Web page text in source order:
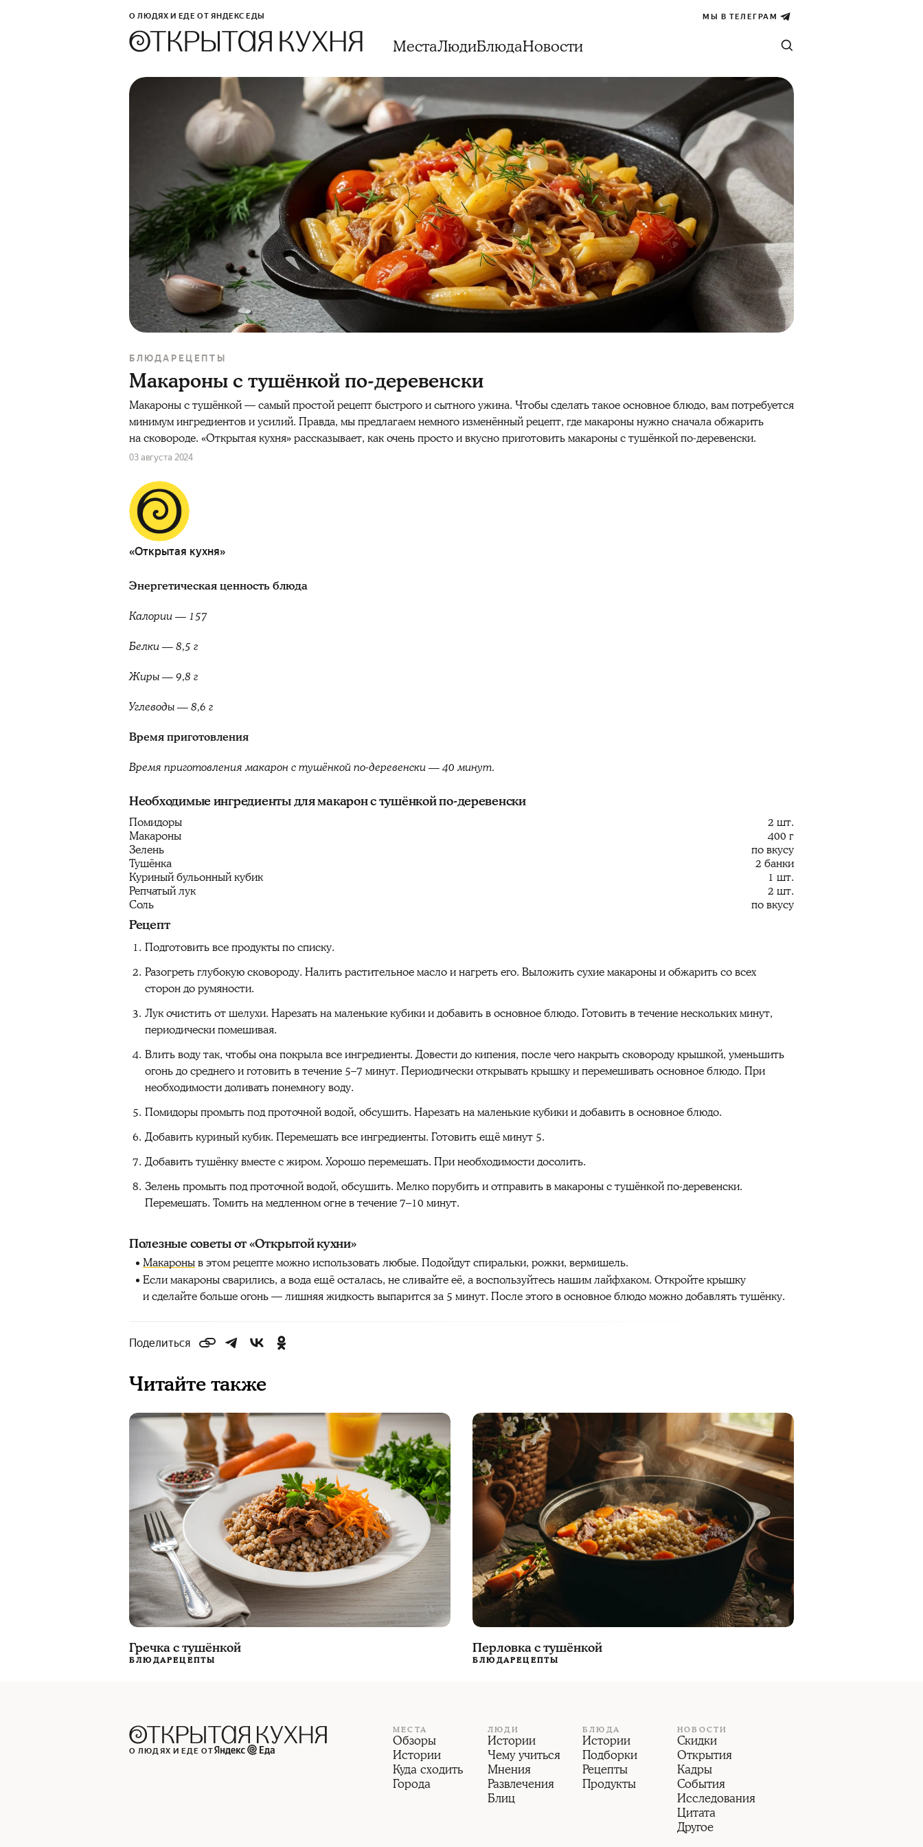
О ЛЮДЯХ И ЕДЕ ОТ ЯНДЕКС ЕДЫ МЫ В ТЕЛЕГРАМ
МестаЛюдиБлюдаНовости
БЛЮДА РЕЦЕПТЫ
Макароны с тушёнкой по-деревенски
Макароны с тушёнкой — самый простой рецепт быстрого и сытного ужина. Чтобы сделать такое основное блюдо, вам потребуется
минимум ингредиентов и усилий. Правда, мы предлагаем немного изменённый рецепт, где макароны нужно сначала обжарить
на сковороде. «Открытая кухня» рассказывает, как очень просто и вкусно приготовить макароны с тушёнкой по-деревенски.
03 августа 2024
«Открытая кухня»
Энергетическая ценность блюда
Калории — 157
Белки — 8,5 г
Жиры — 9,8 г
Углеводы — 8,6 г
Время приготовления
Время приготовления макарон с тушёнкой по-деревенски — 40 минут.
Необходимые ингредиенты для макарон с тушёнкой по-деревенски
Помидоры
2 шт.
Макароны
400 г
Зелень
по вкусу
Тушёнка
2 банки
Куриный бульонный кубик
1 шт.
Репчатый лук
2 шт.
Соль
по вкусу
Рецепт
Подготовить все продукты по списку.
Разогреть глубокую сковороду. Налить растительное масло и нагреть его. Выложить сухие макароны и обжарить со всех
сторон до румяности.
Лук очистить от шелухи. Нарезать на маленькие кубики и добавить в основное блюдо. Готовить в течение нескольких минут,
периодически помешивая.
Влить воду так, чтобы она покрыла все ингредиенты. Довести до кипения, после чего накрыть сковороду крышкой, уменьшить
огонь до среднего и готовить в течение 5–7 минут. Периодически открывать крышку и перемешивать основное блюдо. При
необходимости доливать понемногу воду.
Помидоры промыть под проточной водой, обсушить. Нарезать на маленькие кубики и добавить в основное блюдо.
Добавить куриный кубик. Перемешать все ингредиенты. Готовить ещё минут 5.
Добавить тушёнку вместе с жиром. Хорошо перемешать. При необходимости досолить.
Зелень промыть под проточной водой, обсушить. Мелко порубить и отправить в макароны с тушёнкой по-деревенски.
Перемешать. Томить на медленном огне в течение 7–10 минут.
Полезные советы от «Открытой кухни»
Макароныв этом рецепте можно использовать любые. Подойдут спиральки, рожки, вермишель.
Если макароны сварились, а вода ещё осталась, не сливайте её, а воспользуйтесь нашим лайфхаком. Откройте крышку
и сделайте больше огонь — лишняя жидкость выпарится за 5 минут. После этого в основное блюдо можно добавлять тушёнку.
Поделиться
Читайте также
Гречка с тушёнкой
БЛЮДАРЕЦЕПТЫ
Перловка с тушёнкой
БЛЮДАРЕЦЕПТЫ
О ЛЮДЯХ И ЕДЕ ОТ
МЕСТА
Обзоры
Истории
Куда сходить
Города
ЛЮДИ
Истории
Чему учиться
Мнения
Развлечения
Блиц
БЛЮДА
Истории
Подборки
Рецепты
Продукты
НОВОСТИ
Скидки
Открытия
Кадры
События
Исследования
Цитата
Другое